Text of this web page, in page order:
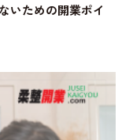
いための開業ポイ